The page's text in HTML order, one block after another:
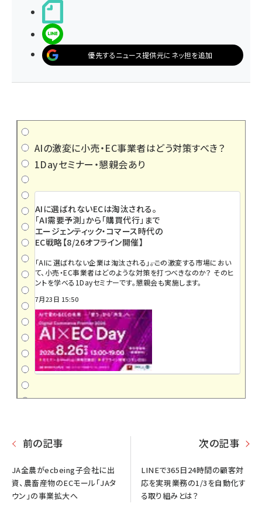
優先するニュース提供元にネッ担を追加
AIの激変に小売・EC事業者はどう対策すべき？
1Dayセミナー・懇親会あり
AIに選ばれないECは淘汰される。
「AI需要予測」から「購買代行」まで
エージェンティック・コマース時代の
EC戦略【8/26オフライン開催】
「AIに選ばれない企業は淘汰される」――。この激変する市場におい
て、小売・EC事業者はどのような対策を打つべきなのか？ そのヒ
ントを学べる1Dayセミナーです。懇親会も実施します。
7月23日 15:50
前の記事
JA全農がecbeing子会社に出
資、農畜産物のECモール「JAタ
ウン」の事業拡大へ
次の記事
LINEで365日24時間の顧客対
応を実現――業務の1/3を自動化す
る取り組みとは？